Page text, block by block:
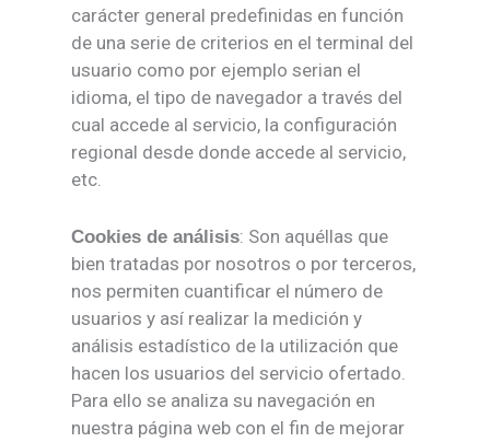
carácter general predefinidas en función
de una serie de criterios en el terminal del
usuario como por ejemplo serian el
idioma, el tipo de navegador a través del
cual accede al servicio, la configuración
regional desde donde accede al servicio,
etc.
Cookies de análisis: Son aquéllas que
bien tratadas por nosotros o por terceros,
nos permiten cuantificar el número de
usuarios y así realizar la medición y
análisis estadístico de la utilización que
hacen los usuarios del servicio ofertado.
Para ello se analiza su navegación en
nuestra página web con el fin de mejorar